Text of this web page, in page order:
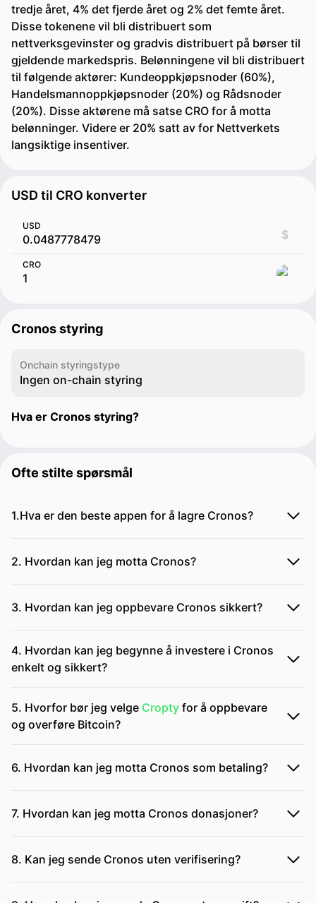
tredje året, 4% det fjerde året og 2% det femte året.
Disse tokenene vil bli distribuert som
nettverksgevinster og gradvis distribuert på børser til
gjeldende markedspris. Belønningene vil bli distribuert
til følgende aktører: Kundeoppkjøpsnoder (60%),
Handelsmannoppkjøpsnoder (20%) og Rådsnoder
(20%). Disse aktørene må satse CRO for å motta
belønninger. Videre er 20% satt av for Nettverkets
langsiktige insentiver.
USD til CRO konverter
USD
$
CRO
Cronos styring
Onchain styringstype
Ingen on-chain styring
Hva er Cronos styring?
Ofte stilte spørsmål
1.Hva er den beste appen for å lagre Cronos?
2. Hvordan kan jeg motta Cronos?
3. Hvordan kan jeg oppbevare Cronos sikkert?
4. Hvordan kan jeg begynne å investere i Cronos
enkelt og sikkert?
5. Hvorfor bør jeg velge Cropty for å oppbevare
og overføre Bitcoin?
6. Hvordan kan jeg motta Cronos som betaling?
7. Hvordan kan jeg motta Cronos donasjoner?
8. Kan jeg sende Cronos uten verifisering?